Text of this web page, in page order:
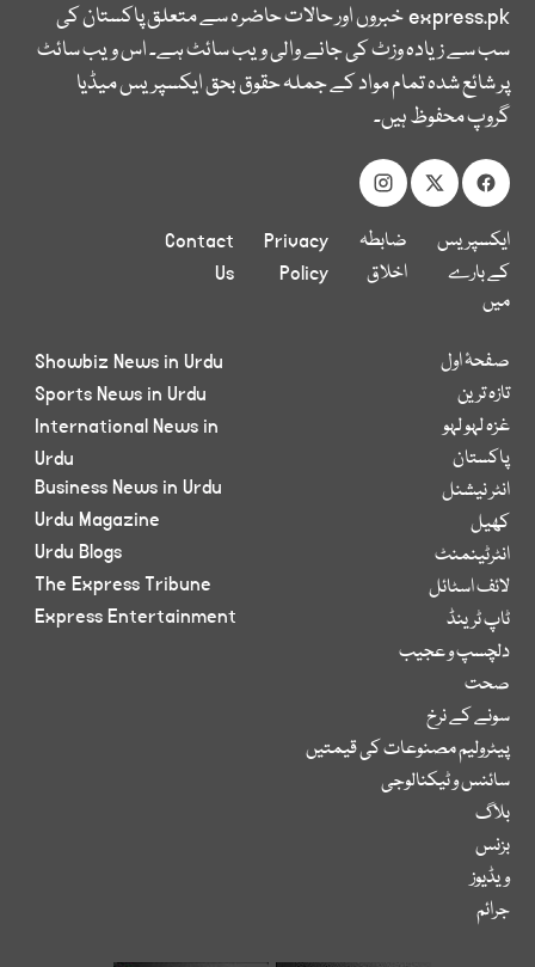
express.pkخبروں اور حالات حاضرہ سے متعلق پاکستان کی
سب سے زیادہ وزٹ کی جانے والی ویب سائٹ ہے۔ اس ویب سائٹ
پر شائع شدہ تمام مواد کے جملہ حقوق بحق ایکسپریس میڈیا
گروپ محفوظ ہیں۔
ایکسپریس
کے بارے
میں
ضابطہ
اخلاق
Privacy
Policy
Contact
Us
صفحۂ اول
تازہ ترین
غزہ لہو لہو
پاکستان
انٹر نیشنل
کھیل
انٹرٹینمنٹ
لائف اسٹائل
ٹاپ ٹرینڈ
دلچسپ و عجیب
صحت
سونے کے نرخ
پیٹرولیم مصنوعات کی قیمتیں
سائنس و ٹیکنالوجی
بلاگ
بزنس
ویڈیوز
جرائم
Showbiz News in Urdu
Sports News in Urdu
International News in
Urdu
Business News in Urdu
Urdu Magazine
Urdu Blogs
The Express Tribune
Express Entertainment